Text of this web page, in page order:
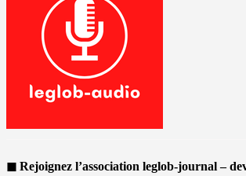
◼ Rejoignez l’association leglob-journal –